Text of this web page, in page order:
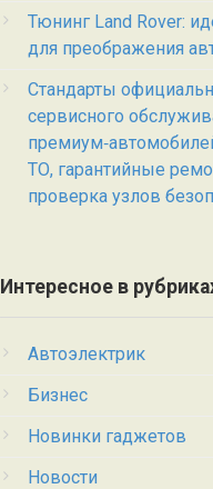
Тюнинг Land Rover:
для преображения
Стандарты
сервисного
ТО, гарантийные
проверка узлов
Интересное в
Автоэлектрик
Бизнес
Новинки гаджетов
Новости